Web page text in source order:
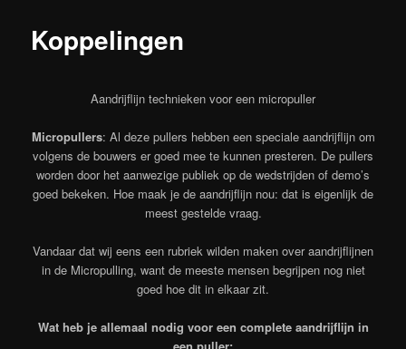
Koppelingen
Aandrijflijn technieken voor een micropuller
Micropullers: Al deze pullers hebben een speciale aandrijflijn om
volgens de bouwers er goed mee te kunnen presteren. De pullers
worden door het aanwezige publiek op de wedstrijden of demo’s
goed bekeken. Hoe maak je de aandrijflijn nou: dat is eigenlijk de
meest gestelde vraag.
Vandaar dat wij eens een rubriek wilden maken over aandrijflijnen
in de Micropulling, want de meeste mensen begrijpen nog niet
goed hoe dit in elkaar zit.
Wat heb je allemaal nodig voor een complete aandrijflijn in